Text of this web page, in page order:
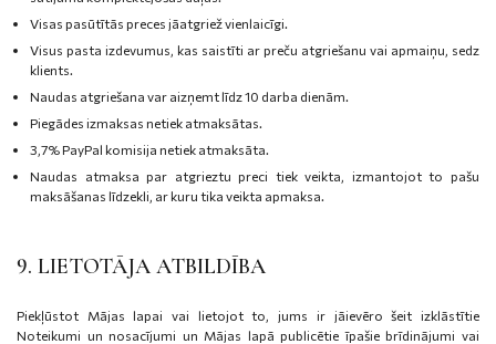
Visas pasūtītās preces jāatgriež vienlaicīgi.
Visus pasta izdevumus, kas saistīti ar preču atgriešanu vai apmaiņu, sedz
klients.
Naudas atgriešana var aizņemt līdz 10 darba dienām.
Piegādes izmaksas netiek atmaksātas.
3,7% PayPal komisija netiek atmaksāta.
Naudas atmaksa par atgrieztu preci tiek veikta, izmantojot to pašu
maksāšanas līdzekli, ar kuru tika veikta apmaksa.
9. LIETOTĀJA ATBILDĪBA
Piekļūstot Mājas lapai vai lietojot to, jums ir jāievēro šeit izklāstītie
Noteikumi un nosacījumi un Mājas lapā publicētie īpašie brīdinājumi vai